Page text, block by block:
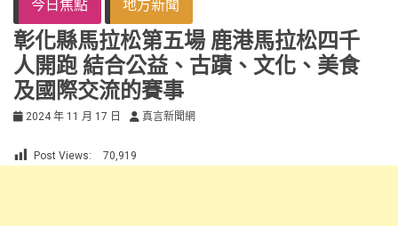
今日焦點 地方新聞
彰化縣馬拉松第五場 鹿港馬拉松四千
人開跑 結合公益、古蹟、文化、美食
及國際交流的賽事
2024 年 11 月 17 日 真言新聞網
Post Views: 70,919